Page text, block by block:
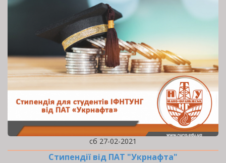
сб 27-02-2021
Стипендії від ПАТ "Укрнафта"